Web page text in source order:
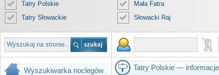
Tatry Polskie
Mała Fatra
Tatry Słowackie
Słowacki Raj
Tatry Polskie —
Wyszukiwarka noclegów